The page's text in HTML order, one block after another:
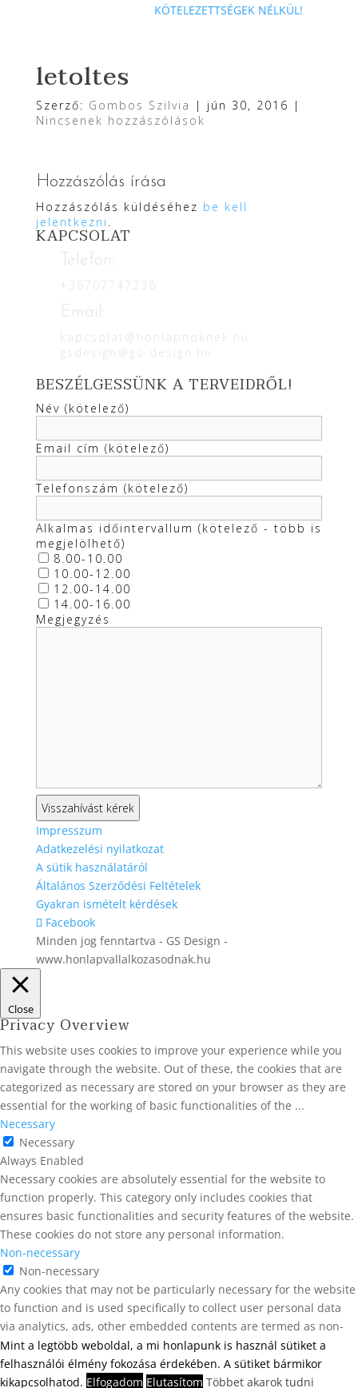
KÖTELEZETTSÉGEK NÉLKÜL!
letoltes
Szerző: Gombos Szilvia | jún 30, 2016 |
Nincsenek hozzászólások
Hozzászólás írása
Hozzászólás küldéséhez be kell
jelentkezni .
KAPCSOLAT
Telefon:
+36707747236
Email:
kapcsolat@honlapnoknek.hu
gsdesign@gs-design.hu
BESZÉLGESSÜNK A TERVEIDRŐL!
Név (kötelező)
Email cím (kötelező)
Telefonszám (kötelező)
Alkalmas időintervallum (kötelező - több is
megjelölhető)
8.00-10.00
10.00-12.00
12.00-14.00
14.00-16.00
Megjegyzés
Impresszum
Adatkezelési nyilatkozat
A sütik használatáról
Általános Szerződési Feltételek
Gyakran ismételt kérdések
Facebook
Minden jog fenntartva - GS Design -
www.honlapvallalkozasodnak.hu
Mint a legtöbb weboldal, a mi honlapunk is használ sütiket a
felhasználói élmény fokozása érdekében. A sütiket bármikor
kikapcsolhatod. Elfogadom Elutasítom Többet akarok tudni
Close
Privacy Overview
This website uses cookies to improve your experience while you
navigate through the website. Out of these, the cookies that are
categorized as necessary are stored on your browser as they are
essential for the working of basic functionalities of the ...
Necessary
Necessary
Always Enabled
Necessary cookies are absolutely essential for the website to
function properly. This category only includes cookies that
ensures basic functionalities and security features of the website.
These cookies do not store any personal information.
Non-necessary
Non-necessary
Any cookies that may not be particularly necessary for the website
to function and is used specifically to collect user personal data
via analytics, ads, other embedded contents are termed as non-
necessary cookies. It is mandatory to procure user consent prior to
running these cookies on your website.
SAVE & ACCEPT